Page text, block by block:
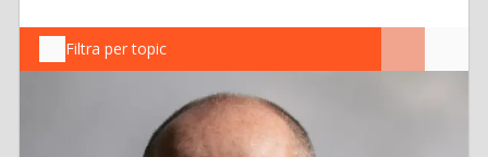
Filtra per topic